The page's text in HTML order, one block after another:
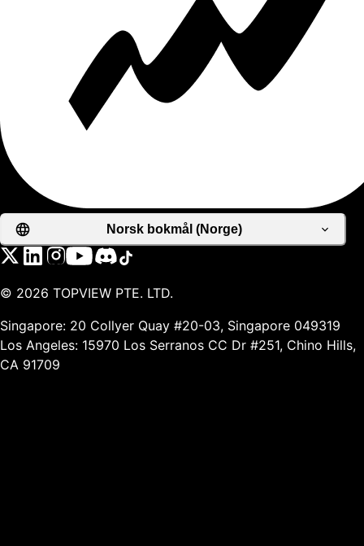
Norsk bokmål (Norge)
© 2026 TOPVIEW PTE. LTD.
Singapore: 20 Collyer Quay #20-03, Singapore 049319
Los Angeles: 15970 Los Serranos CC Dr #251, Chino Hills,
CA 91709